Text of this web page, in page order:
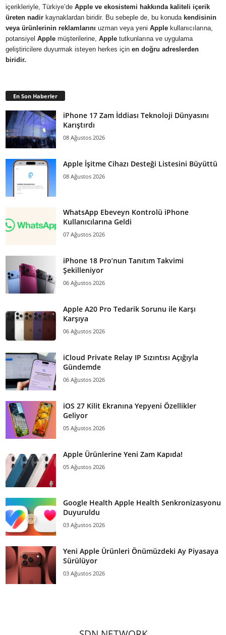
içerikleriyle, Türkiye’de Apple ve ekosistemi hakkında kaliteli içerik
üreten nadir kaynaklardan biridir. Bu sebeple de, bu konuda kendisinin
veya ürünlerinin reklamlarını uzman veya yeni Apple kullanıcılarına,
potansiyel Apple müşterilerine, Apple tutkunlarına ve uygulama
geliştiricilere duyurmak isteyen herkes için en doğru adreslerden
biridir.
En Son Haberler
iPhone 17 Zam İddiası Teknoloji Dünyasını
Karıştırdı
08 Ağustos 2026
Apple İşitme Cihazı Desteği Listesini Büyüttü
08 Ağustos 2026
WhatsApp Ebeveyn Kontrolü iPhone
Kullanıcılarına Geldi
07 Ağustos 2026
iPhone 18 Pro’nun Tanıtım Takvimi
Şekilleniyor
06 Ağustos 2026
Apple A20 Pro Tedarik Sorunu ile Karşı
Karşıya
06 Ağustos 2026
iCloud Private Relay IP Sızıntısı Açığıyla
Gündemde
06 Ağustos 2026
iOS 27 Kilit Ekranına Yepyeni Özellikler
Geliyor
05 Ağustos 2026
Apple Ürünlerine Yeni Zam Kapıda!
05 Ağustos 2026
Google Health Apple Health Senkronizasyonu
Duyuruldu
03 Ağustos 2026
Yeni Apple Ürünleri Önümüzdeki Ay Piyasaya
Sürülüyor
03 Ağustos 2026